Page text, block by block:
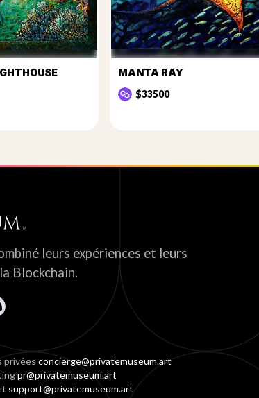
MANTA RAY
$33500
leurs expériences et leurs
Blockchain.
privéesconcierge@privatemuseum.art
pr@privatemuseum.art
support@privatemuseum.art